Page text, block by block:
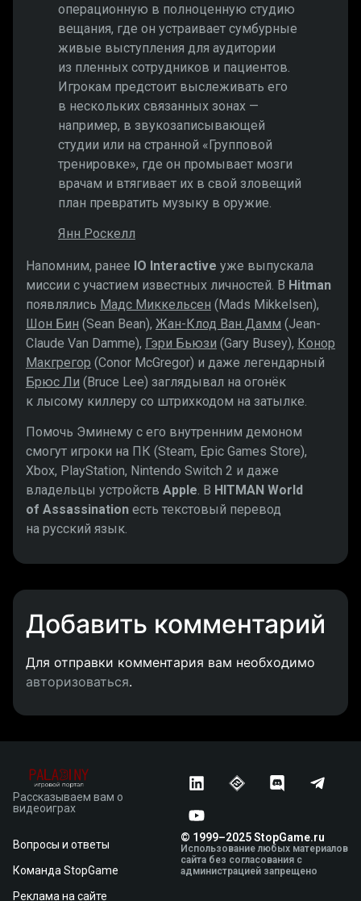
операционную в полноценную студию
вещания, где он устраивает сумбурные
живые выступления для аудитории
из пленных сотрудников и пациентов.
Игрокам предстоит выслеживать его
в нескольких связанных зонах —
например, в звукозаписывающей
студии или на странной «Групповой
тренировке», где он промывает мозги
врачам и втягивает их в свой зловещий
план превратить музыку в оружие.
Янн Роскелл
Напомним, ранее IO Interactive уже выпускала
миссии с участием известных личностей. В Hitman
появлялись Мадс Миккельсен (Mads Mikkelsen),
Шон Бин (Sean Bean), Жан-Клод Ван Дамм (Jean-
Claude Van Damme), Гэри Бьюзи (Gary Busey), Конор
Макгрегор (Conor McGregor) и даже легендарный
Брюс Ли (Bruce Lee) заглядывал на огонёк
к лысому киллеру со штрихкодом на затылке.
Помочь Эминему с его внутренним демоном
смогут игроки на ПК (Steam, Epic Games Store),
Xbox, PlayStation, Nintendo Switch 2 и даже
владельцы устройств Apple. В HITMAN World
of Assassination есть текстовый перевод
на русский язык.
Добавить комментарий
Для отправки комментария вам необходимо
авторизоваться.
Рассказываем вам о
видеоиграх
Вопросы и ответы
Команда StopGame
Реклама на сайте
© 1999–2025 StopGame.ru
Использование любых материалов
сайта без согласования с
администрацией запрещено